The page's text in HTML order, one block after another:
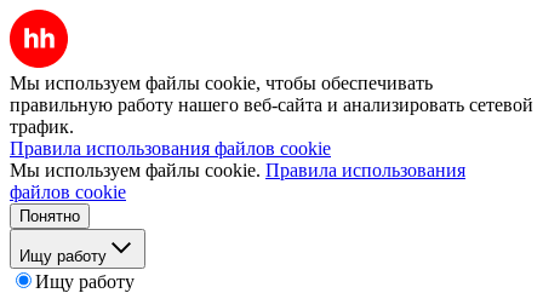
Мы используем файлы cookie, чтобы обеспечивать
правильную работу нашего веб-сайта и анализировать сетевой
трафик.
Правила использования файлов cookie
Мы используем файлы cookie. Правила использования
файлов cookie
Понятно
Ищу работу
Ищу работу